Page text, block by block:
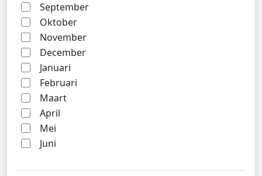
September
Oktober
November
December
Januari
Februari
Maart
April
Mei
Juni